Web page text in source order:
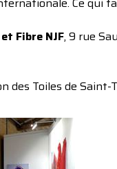
Fibre NJF, 9 rue
des Toiles de Saint-